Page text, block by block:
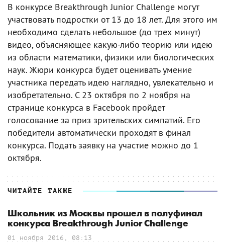
В конкурсе Breakthrough Junior Challenge могут
участвовать подростки от 13 до 18 лет. Для этого им
необходимо сделать небольшое (до трех минут)
видео, объясняющее какую-либо теорию или идею
из области математики, физики или биологических
наук. Жюри конкурса будет оценивать умение
участника передать идею наглядно, увлекательно и
изобретательно. С 23 октября по 2 ноября на
странице конкурса в Facebook пройдет
голосование за приз зрительских симпатий. Его
победители автоматически проходят в финал
конкурса. Подать заявку на участие можно до 1
октября.
ЧИТАЙТЕ ТАКЖЕ
Школьник из Москвы прошел в полуфинал
конкурса Breakthrough Junior Challenge
01 ноября 2016, 08:13